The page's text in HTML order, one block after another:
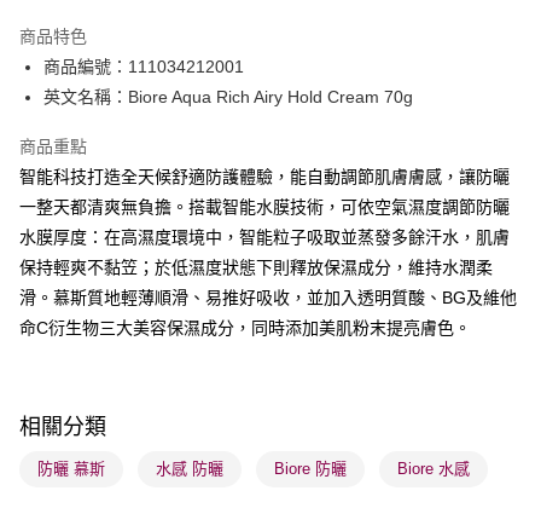
PayMe
WeChat Pay
BoC Pay
送貨方式
順豐自助櫃 - 確認發貨後1-3個工作天送達
每筆HK$65.00，滿HK$300.00或以上免運費
順豐站及營業點 - 確認發貨後1-3個工作天送達
物流公司進行物流配送
每筆HK$65.00，滿HK$300.00或以上免運費
商品特色
商品編號：111034212001
英文名稱：Biore Aqua Rich Airy Hold Cream 70g
商品重點
智能科技打造全天候舒適防護體驗，能自動調節肌膚膚感，讓防曬
一整天都清爽無負擔。搭載智能水膜技術，可依空氣濕度調節防曬
水膜厚度：在高濕度環境中，智能粒子吸取並蒸發多餘汗水，肌膚
保持輕爽不黏笠；於低濕度狀態下則釋放保濕成分，維持水潤柔
滑。慕斯質地輕薄順滑、易推好吸收，並加入透明質酸、BG及維他
命C衍生物三大美容保濕成分，同時添加美肌粉末提亮膚色。
相關分類
防曬 慕斯 水感 防曬 Biore 防曬 Biore 水感